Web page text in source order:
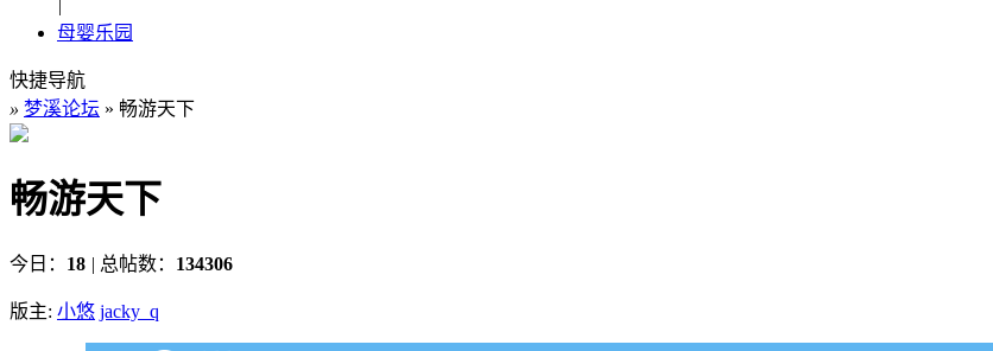
|
母婴乐园
快捷导航
» 梦溪论坛 » 畅游天下
畅游天下
今日： 18 | 总帖数： 134306
版主: 小悠 jacky_q